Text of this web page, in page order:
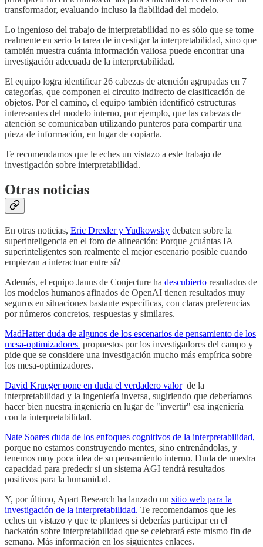
transformador, evaluando incluso la fiabilidad del modelo.
Lo ingenioso del trabajo de interpretabilidad no es sólo que se tome
realmente en serio la tarea de investigar la interpretabilidad, sino que
también muestra cuánta información valiosa puede encontrar una
investigación adecuada de la interpretabilidad.
El equipo logra identificar 26 cabezas de atención agrupadas en 7
categorías, que componen el circuito indirecto de clasificación de
objetos. Por el camino, el equipo también identificó estructuras
interesantes del modelo interno, por ejemplo, que las cabezas de
atención se comunicaban utilizando punteros para compartir una
pieza de información, en lugar de copiarla.
Te recomendamos que le eches un vistazo a este trabajo de
investigación sobre interpretabilidad.
Otras noticias
En otras noticias, Eric Drexler y Yudkowsky debaten sobre la
superinteligencia en el foro de alineación: Porque ¿cuántas IA
superinteligentes son realmente el mejor escenario posible cuando
empiezan a interactuar entre sí?
Además, el equipo Janus de Conjecture ha descubierto resultados de
los modelos humanos afinados de OpenAI tienen resultados muy
seguros en situaciones bastante específicas, con claras preferencias
por números concretos, respuestas y similares.
MadHatter duda de algunos de los escenarios de pensamiento de los
mesa-optimizadores propuestos por los investigadores del campo y
pide que se considere una investigación mucho más empírica sobre
los mesa-optimizadores.
David Krueger pone en duda el verdadero valorde la
interpretabilidad y la ingeniería inversa, sugiriendo que deberíamos
hacer bien nuestra ingeniería en lugar de "invertir" esa ingeniería
con la interpretabilidad.
Nate Soares duda de los enfoques cognitivos de la interpretabilidad,
porque no estamos construyendo mentes, sino entrenándolas, y
tenemos muy poca idea de su pensamiento interno. Duda de nuestra
capacidad para predecir si un sistema AGI tendrá resultados
positivos para la humanidad.
Y, por último, Apart Research ha lanzado un sitio web para la
investigación de la interpretabilidad. Te recomendamos que les
eches un vistazo y que te plantees si deberías participar en el
hackatón sobre interpretabilidad que se celebrará este mismo fin de
semana. Más información en los siguientes enlaces.